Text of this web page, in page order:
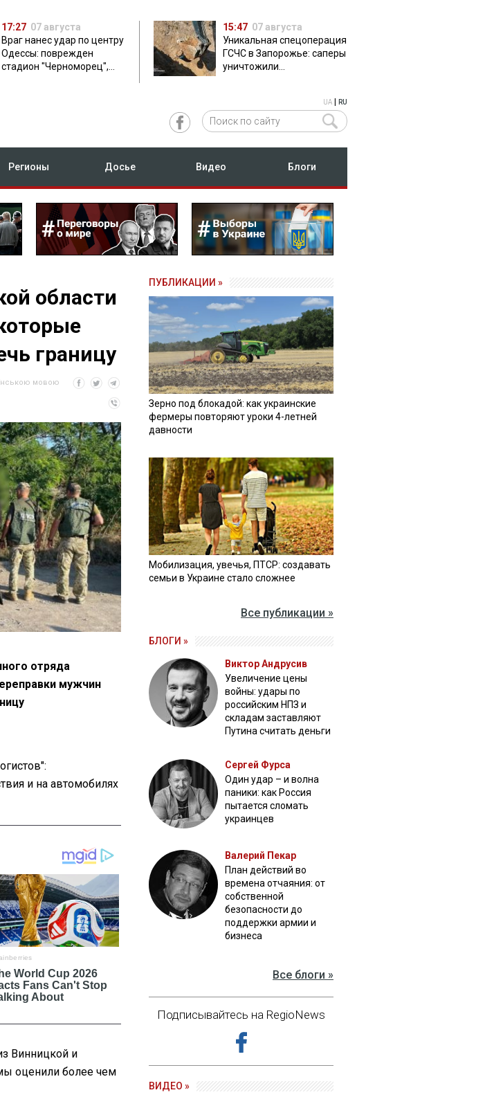
17:27 07 августа
Враг нанес удар по центру
Одессы: поврежден
стадион "Черноморец",
15:47 07 августа
Уникальная спецоперация
ГСЧС в Запорожье: саперы
уничтожили
UA RU
Регионы Досье Видео Блоги
области
границу
мовою
отряда
мужчин
и на автомобилях
Винницкой и
оценили более чем
ПУБЛИКАЦИИ »
Зерно под блокадой: как украинские
фермеры повторяют уроки 4-летней
давности
Мобилизация, увечья, ПТСР: создавать
семьи в Украине стало сложнее
Все публикации »
БЛОГИ »
Виктор Андрусив
Увеличение цены
войны: удары по
российским НПЗ и
складам заставляют
Путина считать деньги
Сергей Фурса
Один удар – и волна
паники: как Россия
пытается сломать
украинцев
Валерий Пекар
План действий во
времена отчаяния: от
собственной
безопасности до
поддержки армии и
бизнеса
Все блоги »
Подписывайтесь на RegioNews
ВИДЕО »